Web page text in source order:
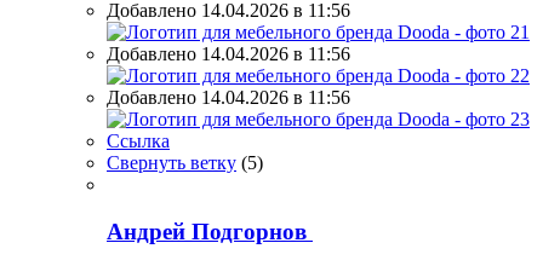
Добавлено 14.04.2026 в 11:56
Добавлено 14.04.2026 в 11:56
Добавлено 14.04.2026 в 11:56
Ссылка
Свернуть ветку (5)
Андрей Подгорнов